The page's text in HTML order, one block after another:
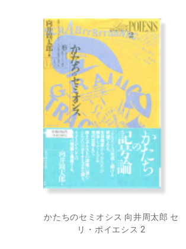
かたちのセミオシス 向井周太郎 セ
リ・ポイエシス 2